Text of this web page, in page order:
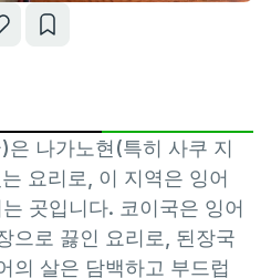
나가노현(특히 사쿠 지
요리로, 이 지역은 잉어
곳입니다. 코이국은 잉어
으로 끓인 요리로, 된장국
의 살은 담백하고 부드럽